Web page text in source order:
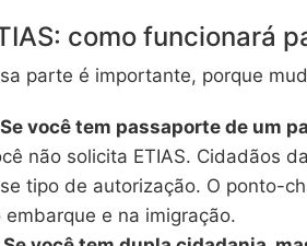
como funcionará
parte é importante, porque
você tem passaporte de um
não solicita ETIAS. Cidadãos
tipo de autorização. O ponto-
embarque e na imigração.